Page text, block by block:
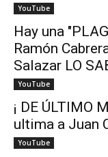
YouTube
Hay una
Ramón
Salazar LO
YouTube
¡ DE ÚLTIMO
ultima a Juan
YouTube